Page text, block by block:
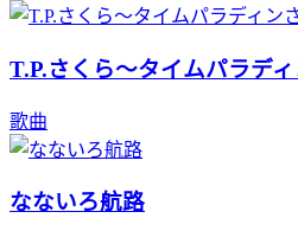
T.P.さくら～タイムパラデ
歌曲
なないろ航路